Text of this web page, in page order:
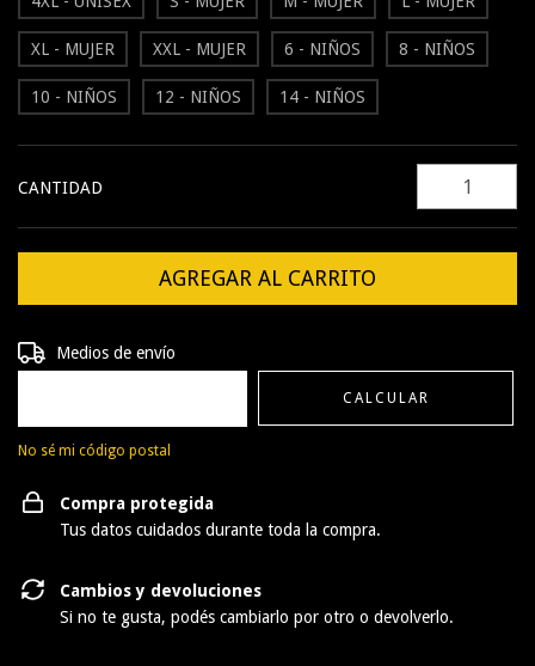
XL - MUJER XXL - MUJER 6 - NIÑOS 8 - NIÑOS
10 - NIÑOS 12 - NIÑOS 14 - NIÑOS
CANTIDAD
Entregas para el CP:
Medios de envío
CALCULAR
No sé mi código postal
Compra protegida
Tus datos cuidados durante toda la compra.
Cambios y devoluciones
Si no te gusta, podés cambiarlo por otro o devolverlo.